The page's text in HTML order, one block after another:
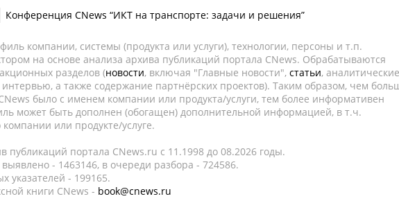
Конференция CNews “ИКТ на транспорте: задачи и решения”
компании, системы (продукта или услуги), технологии, персоны и т.п.
на основе анализа архива публикаций портала CNews. Обрабатываются
разделов (новости, включая "Главные новости", статьи, аналитические
а также содержание партнёрских проектов). Таким образом, чем
было с именем компании или продукта/услуги, тем более информативен
может быть дополнен (обогащен) дополнительной информацией, в т.ч.
или продукте/услуге.
публикаций портала CNews.ru c 11.1998 до 08.2026 годы.
- 1463146, в очереди разбора - 724586.
указателей - 199165.
книги CNews - book@cnews.ru